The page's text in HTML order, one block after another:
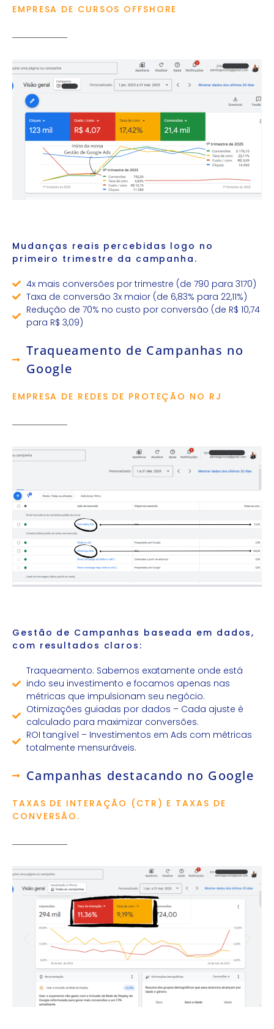
EMPRESA DE CURSOS OFFSHORE
Mudanças reais percebidas logo no
primeiro trimestre da campanha.
4x mais conversões por trimestre (de 790 para 3170)
Taxa de conversão 3x maior (de 6,83% para 22,11%)
Redução de 70% no custo por conversão (de R$ 10,74
para R$ 3,09)
Traqueamento de Campanhas no
Google
EMPRESA DE REDES DE PROTEÇÃO NO RJ
Gestão de Campanhas baseada em dados,
com resultados claros:
Traqueamento: Sabemos exatamente onde está
indo seu investimento e focamos apenas nas
métricas que impulsionam seu negócio.
Otimizações guiadas por dados – Cada ajuste é
calculado para maximizar conversões.
ROI tangível – Investimentos em Ads com métricas
totalmente mensuráveis.
Campanhas destacando no Google
TAXAS DE INTERAÇÃO (CTR) E TAXAS DE
CONVERSÃO.